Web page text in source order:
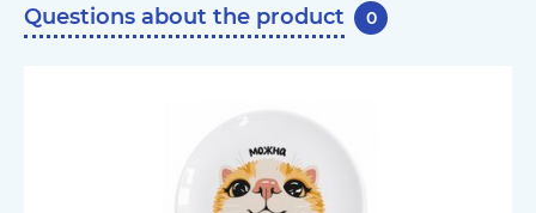
Questions about the product 0